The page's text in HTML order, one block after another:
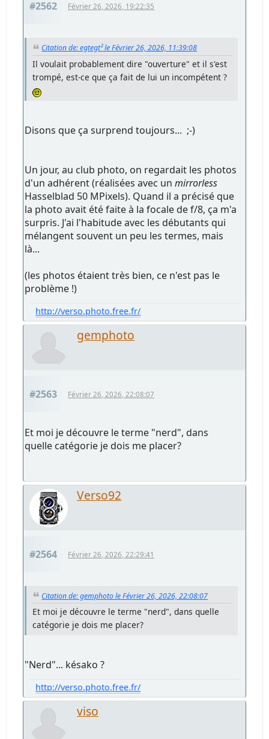
#2562 Février 26, 2026, 19:22:35
Citation de: egtegt² le Février 26, 2026, 11:39:08
Il voulait probablement dire "ouverture" et il s'est
trompé, est-ce que ça fait de lui un incompétent ?
Disons que ça surprend toujours... ;-)
Un jour, au club photo, on regardait les photos
d'un adhérent (réalisées avec unmirrorless
Hasselblad 50 MPixels). Quand il a précisé que
la photo avait été faite à la focale de f/8, ça m'a
surpris. J'ai l'habitude avec les débutants qui
mélangent souvent un peu les termes, mais
là...
(les photos étaient très bien, ce n'est pas le
problème !)
http://verso.photo.free.fr/
gemphoto
#2563 Février 26, 2026, 22:08:07
Et moi je découvre le terme "nerd", dans
quelle catégorie je dois me placer?
Verso92
#2564 Février 26, 2026, 22:29:41
Citation de: gemphoto le Février 26, 2026, 22:08:07
Et moi je découvre le terme "nerd", dans quelle
catégorie je dois me placer?
"Nerd"... késako ?
http://verso.photo.free.fr/
viso